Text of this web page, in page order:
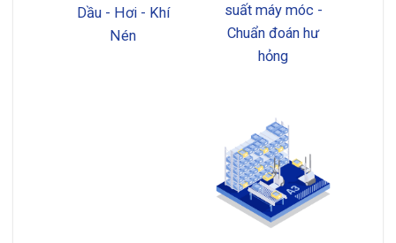
Dầu - Hơi - Khí
Nén
suất máy móc -
Chuẩn đoán hư
hỏng